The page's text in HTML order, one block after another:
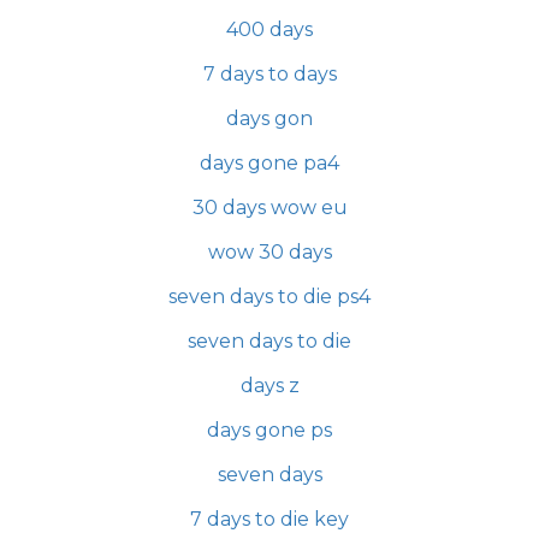
400 days
7 days to days
days gon
days gone pa4
30 days wow eu
wow 30 days
seven days to die ps4
seven days to die
days z
days gone ps
seven days
7 days to die key